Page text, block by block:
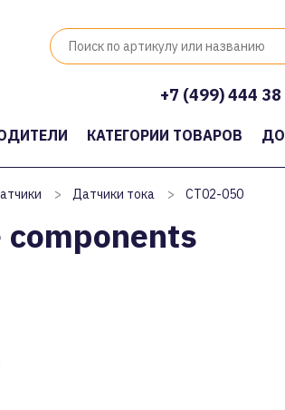
+7 (499) 444 38
КАТЕГОРИИ ТОВАРОВ
> Датчики тока > CT02-050